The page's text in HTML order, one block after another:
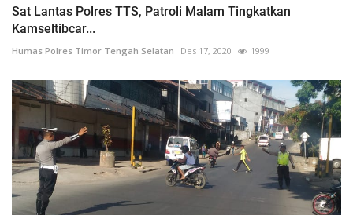
Sat Lantas Polres TTS, Patroli Malam Tingkatkan
Kamseltibcar...
Humas Polres Timor Tengah Selatan Des 17, 2020 1999